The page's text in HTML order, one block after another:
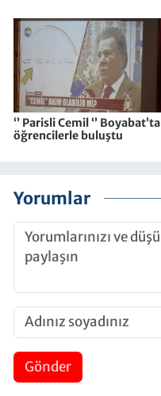
‘’ Parisli Cemil ‘’ Boyabat’ta
öğrencilerle buluştu
Yorumlar
Gönder